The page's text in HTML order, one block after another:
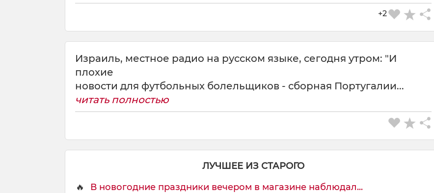
+2
Израиль, местное радио на русском языке, сегодня утром: "И
плохие
новости для футбольных болельщиков - сборная Португалии...
читать полностью
ЛУЧШЕЕ ИЗ СТАРОГО
🔥
В новогодние праздники вечером в магазине наблюдал...